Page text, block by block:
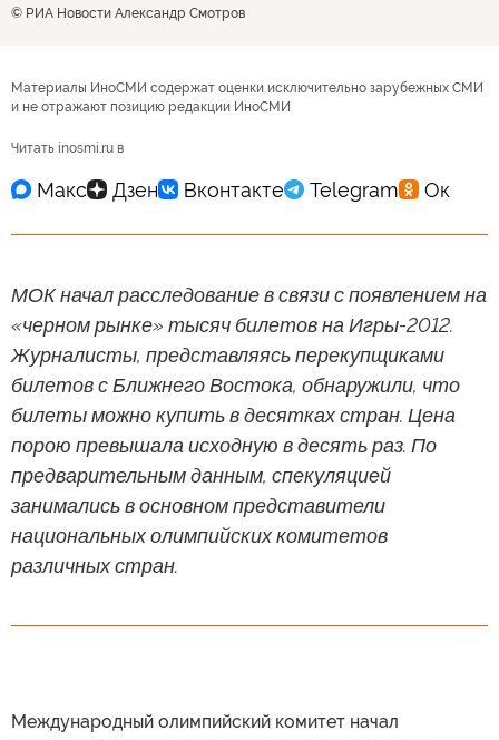
© РИА Новости Александр Смотров
Материалы ИноСМИ содержат оценки исключительно зарубежных СМИ
и не отражают позицию редакции ИноСМИ
Читать inosmi.ru в
МОК начал расследование в связи с появлением на
«черном рынке» тысяч билетов на Игры-2012.
Журналисты, представляясь перекупщиками
билетов с Ближнего Востока, обнаружили, что
билеты можно купить в десятках стран. Цена
порою превышала исходную в десять раз. По
предварительным данным, спекуляцией
занимались в основном представители
национальных олимпийских комитетов
различных стран.
Международный олимпийский комитет начал